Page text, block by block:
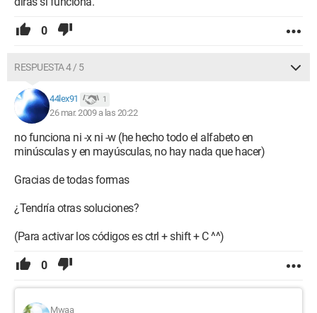
0
RESPUESTA 4 / 5
44lex91 1
26 mar. 2009 a las 20:22
no funciona ni -x ni -w (he hecho todo el alfabeto en
minúsculas y en mayúsculas, no hay nada que hacer)
Gracias de todas formas
¿Tendría otras soluciones?
(Para activar los códigos es ctrl + shift + C ^^)
0
Mwaa